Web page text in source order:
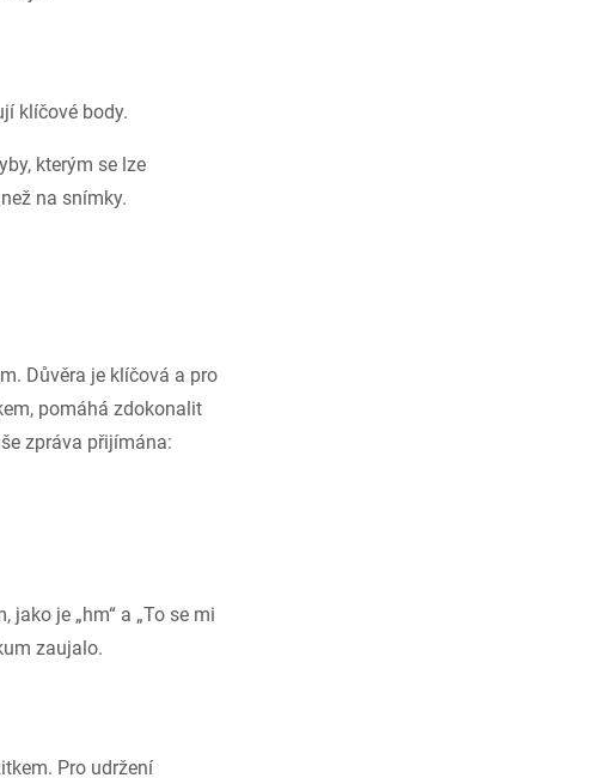
klíčové body.
kterým se lze
na snímky.
Důvěra je klíčová a pro
pomáhá zdokonalit
zpráva přijímána:
je „hm“ a „To se mi
zaujalo.
Pro udržení